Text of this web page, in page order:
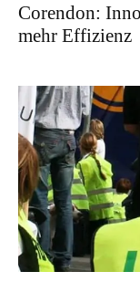
Corendon:
mehr Effizienz